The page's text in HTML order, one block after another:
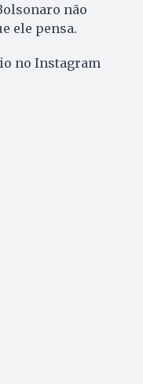
não
ele pensa.
no Instagram